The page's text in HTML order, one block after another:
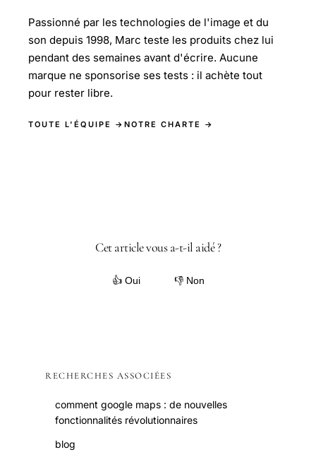
Passionné par les technologies de l'image et du
son depuis 1998, Marc teste les produits chez lui
pendant des semaines avant d'écrire. Aucune
marque ne sponsorise ses tests : il achète tout
pour rester libre.
TOUTE L'ÉQUIPE → NOTRE CHARTE →
Cet article vous a-t-il aidé ?
👍 Oui 👎 Non
RECHERCHES ASSOCIÉES
comment google maps : de nouvelles
fonctionnalités révolutionnaires
blog